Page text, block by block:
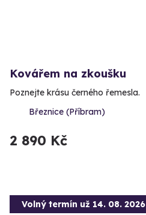
Kovářem na zkoušku
Poznejte krásu černého řemesla.
Březnice (Příbram)
2 890 Kč
Volný termín už 14. 08. 2026